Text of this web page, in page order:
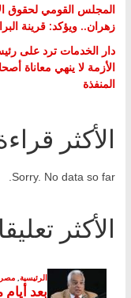
المجلس القومي لحقوق
زهران.. ويؤكد: قرينة
دار الخدمات ترد على
الأزمة لا ينهي معاناة
المنفذة
الأكثر
Sorry. No data so far.
الأكثر تعليقا